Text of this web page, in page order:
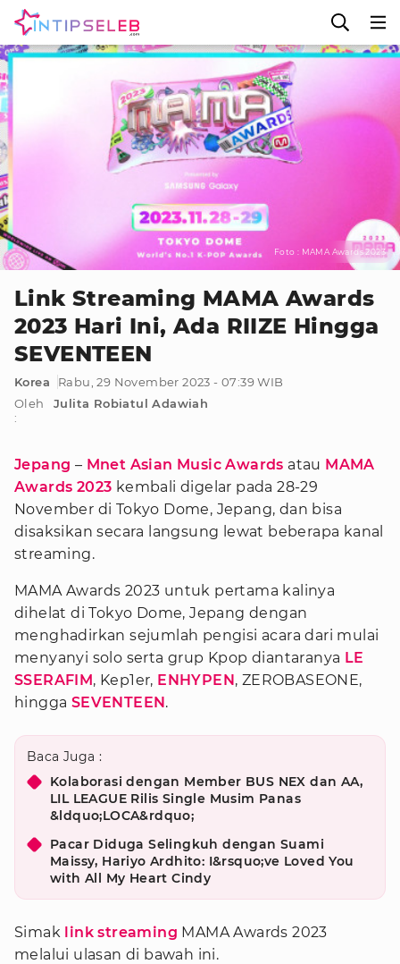
Foto : MAMA Awards 2023
Link Streaming MAMA Awards
2023 Hari Ini, Ada RIIZE Hingga
SEVENTEEN
Korea
Rabu, 29 November 2023 - 07:39 WIB
Oleh
:
Julita Robiatul Adawiah
Jepang – Mnet Asian Music Awards atau MAMA
Awards 2023 kembali digelar pada 28-29
November di Tokyo Dome, Jepang, dan bisa
disaksikan secara langsung lewat beberapa kanal
streaming.
MAMA Awards 2023 untuk pertama kalinya
dihelat di Tokyo Dome, Jepang dengan
menghadirkan sejumlah pengisi acara dari mulai
menyanyi solo serta grup Kpop diantaranya LE
SSERAFIM, Kep1er, ENHYPEN, ZEROBASEONE,
hingga SEVENTEEN.
Baca Juga :
Kolaborasi dengan Member BUS NEX dan AA,
LIL LEAGUE Rilis Single Musim Panas
&ldquo;LOCA&rdquo;
Pacar Diduga Selingkuh dengan Suami
Maissy, Hariyo Ardhito: I&rsquo;ve Loved You
with All My Heart Cindy
Simak link streaming MAMA Awards 2023
melalui ulasan di bawah ini.